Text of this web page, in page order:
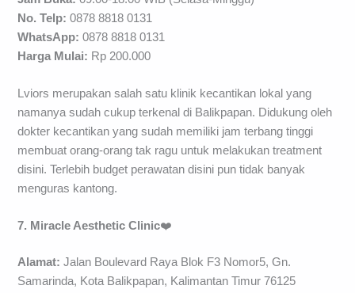
No. Telp: 0878 8818 0131
WhatsApp: 0878 8818 0131
Harga Mulai: Rp 200.000
Lviors merupakan salah satu klinik kecantikan lokal yang
namanya sudah cukup terkenal di Balikpapan. Didukung oleh
dokter kecantikan yang sudah memiliki jam terbang tinggi
membuat orang-orang tak ragu untuk melakukan treatment
disini. Terlebih budget perawatan disini pun tidak banyak
menguras kantong.
7. Miracle Aesthetic Clinic❤️
Alamat: Jalan Boulevard Raya Blok F3 Nomor5, Gn.
Samarinda, Kota Balikpapan, Kalimantan Timur 76125